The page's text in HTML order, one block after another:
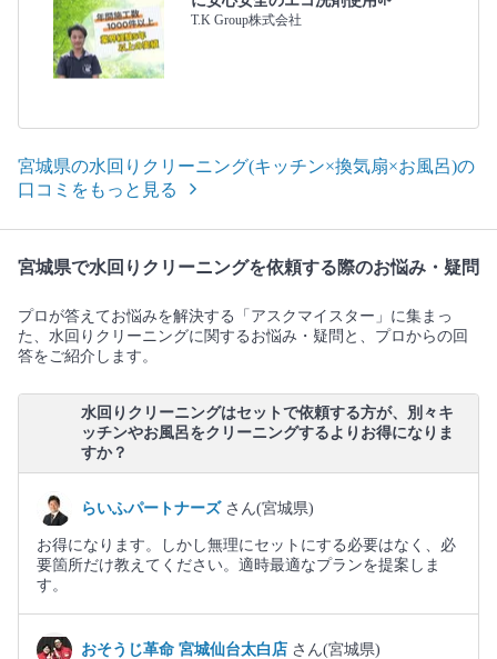
T.K Group株式会社
宮城県の水回りクリーニング(キッチン×換気扇×お風呂)の
口コミをもっと見る
宮城県で水回りクリーニングを依頼する際のお悩み・疑問
プロが答えてお悩みを解決する「アスクマイスター」に集まっ
た、水回りクリーニングに関するお悩み・疑問と、プロからの回
答をご紹介します。
水回りクリーニングはセットで依頼する方が、別々キ
ッチンやお風呂をクリーニングするよりお得になりま
すか？
らいふパートナーズ さん(宮城県)
お得になります。しかし無理にセットにする必要はなく、必
要箇所だけ教えてください。適時最適なプランを提案しま
す。
おそうじ革命 宮城仙台太白店 さん(宮城県)